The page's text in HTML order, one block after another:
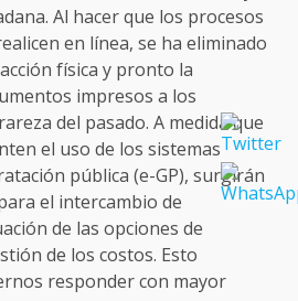
Al hacer que los procesos
en línea, se ha eliminado
física y pronto la
impresos a los
del pasado. A medida que
el uso de los sistemas
pública (e-GP), surgirán
el intercambio de
de las opciones de
de los costos. Esto
responder con mayor